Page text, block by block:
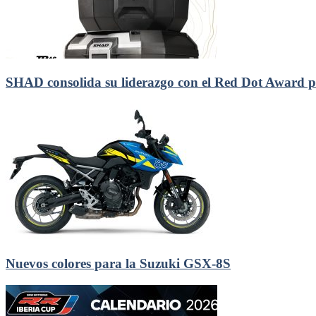
SHAD consolida su liderazgo con el Red Dot Award
Nuevos colores para la Suzuki GSX-8S